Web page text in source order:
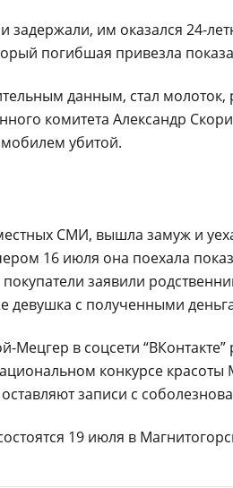
задержали, им оказался 24-
погибшая привезла
данным, стал молоток,
комитета Александр
убитой.
СМИ, вышла замуж и
16 июля она поехала
заявили
с полученными
Мецгер в соцсети
конкурсе красоты
записи с
19 июля в